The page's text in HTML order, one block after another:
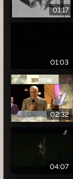
01:17
01:03
02:32
04:07